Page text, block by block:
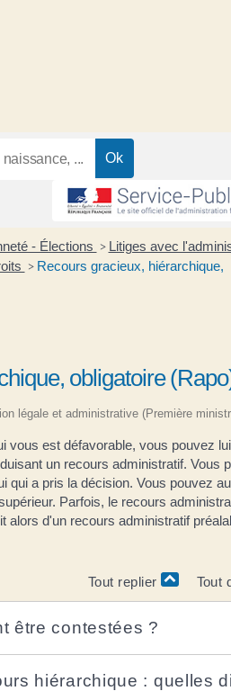
- Élections > Litiges avec
> Recours gracieux, hiérarchique,
obligatoire
légale et administrative (Première
vous est défavorable, vous pouvez lui
un recours administratif. Vous
qui a pris la décision. Vous pouvez
Parfois, le recours
alors d'un recours administratif
Tout replier Tout
être contestées ?
hiérarchique : quelles